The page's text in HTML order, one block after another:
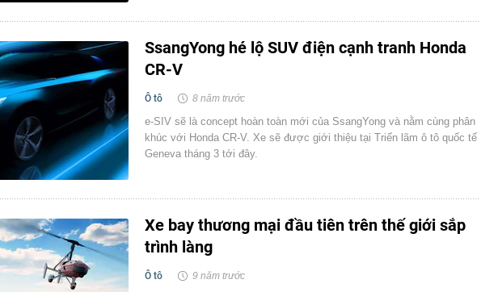
SsangYong hé lộ SUV điện cạnh tranh Honda
CR-V
Ô tô 8 năm trước
e-SIV sẽ là concept hoàn toàn mới của SsangYong và nằm cùng phân
khúc với Honda CR-V. Xe sẽ được giới thiệu tại Triển lãm ô tô quốc tế
Geneva tháng 3 tới đây.
Xe bay thương mại đầu tiên trên thế giới sắp
trình làng
Ô tô 9 năm trước